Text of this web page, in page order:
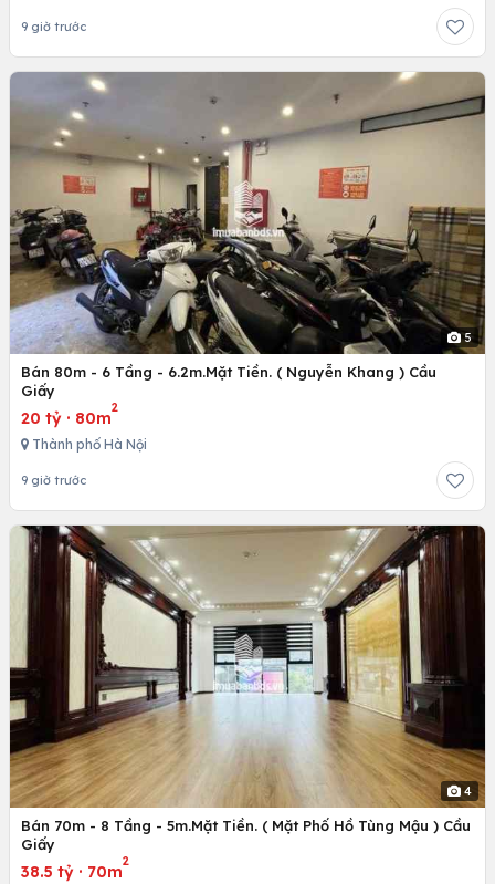
9 giờ trước
5
Bán 80m - 6 Tầng - 6.2m.Mặt Tiền. ( Nguyễn Khang ) Cầu
Giấy
20 tỷ · 80m
2
Thành phố Hà Nội
9 giờ trước
4
Bán 70m - 8 Tầng - 5m.Mặt Tiền. ( Mặt Phố Hồ Tùng Mậu ) Cầu
Giấy
38.5 tỷ · 70m
2